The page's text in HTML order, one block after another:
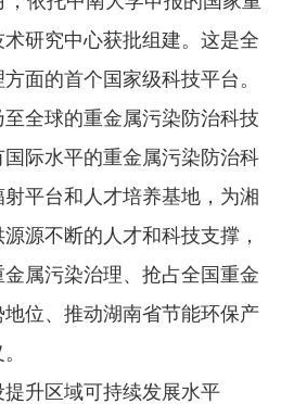
研究中心获批组建。这是全
面的首个国家级科技平台。
全球的重金属污染防治科技
际水平的重金属污染防治科
平台和人才培养基地，为湘
源不断的人才和科技支撑，
属污染治理、抢占全国重金
位、推动湖南省节能环保产
升区域可持续发展水平